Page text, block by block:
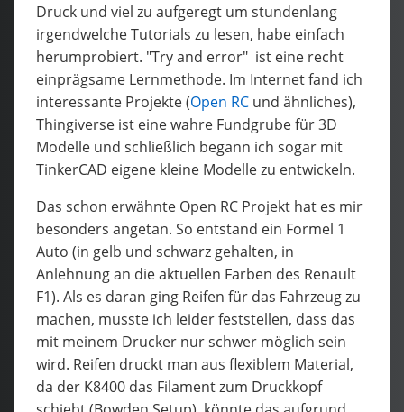
Druck und viel zu aufgeregt um stundenlang
irgendwelche Tutorials zu lesen, habe einfach
herumprobiert. "Try and error" ist eine recht
einprägsame Lernmethode. Im Internet fand ich
interessante Projekte (Open RC und ähnliches),
Thingiverse ist eine wahre Fundgrube für 3D
Modelle und schließlich begann ich sogar mit
TinkerCAD eigene kleine Modelle zu entwickeln.
Das schon erwähnte Open RC Projekt hat es mir
besonders angetan. So entstand ein Formel 1
Auto (in gelb und schwarz gehalten, in
Anlehnung an die aktuellen Farben des Renault
F1). Als es daran ging Reifen für das Fahrzeug zu
machen, musste ich leider feststellen, dass das
mit meinem Drucker nur schwer möglich sein
wird. Reifen druckt man aus flexiblem Material,
da der K8400 das Filament zum Druckkopf